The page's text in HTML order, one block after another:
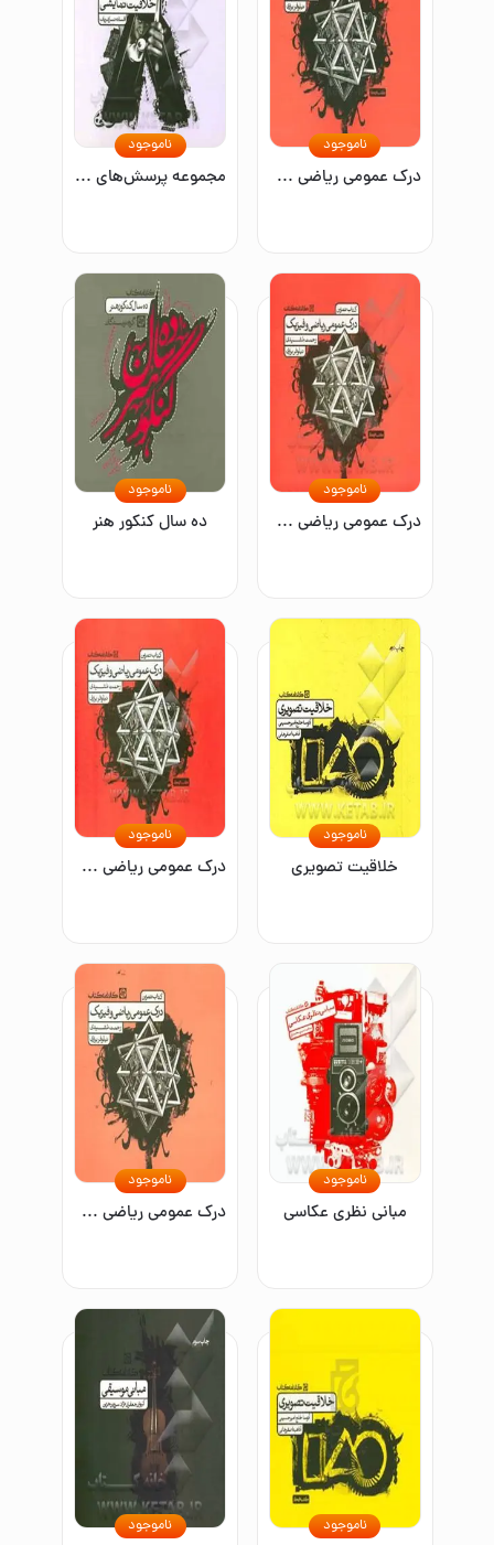
درک عمومی ریاضی و فیزیک: کتاب تمرین
ناموجود
مجموعه پرسش‌های خلاقیت نمایشی
ناموجود
درک عمومی ریاضی و فیزیک: کتاب تمرین
ناموجود
ده سال کنکور هنر
ناموجود
خلاقیت تصویری
ناموجود
درک عمومی ریاضی و فیزیک: کتاب تمرین
ناموجود
مبانی نظری عکاسی
ناموجود
درک عمومی ریاضی و فیزیک: کتاب تمرین
ناموجود
ناموجود ناموجود